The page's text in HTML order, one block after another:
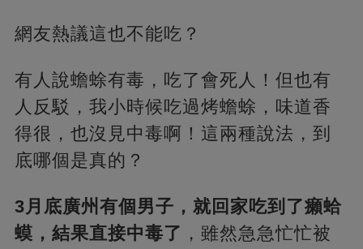
網友熱議這也不能吃？
有人說蟾蜍有毒，吃了會死人！但也有
人反駁，我小時候吃過烤蟾蜍，味道香
得很，也沒見中毒啊！這兩種說法，到
底哪個是真的？
3月底廣州有個男子，就回家吃到了癩蛤
蟆，結果直接中毒了 ，雖然急急忙忙被